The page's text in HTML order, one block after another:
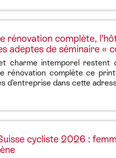
rénovation complète,
adeptes de séminaire «
charme intemporel restent
rénovation complète ce
d’entreprise dans cette
cycliste 2026 :